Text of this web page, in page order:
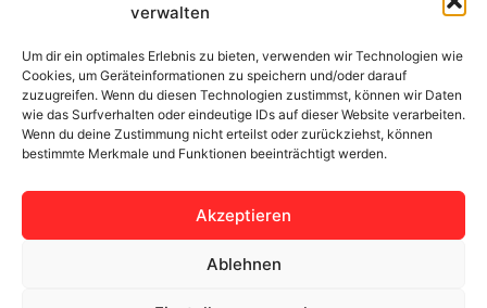
verwalten
Um dir ein optimales Erlebnis zu bieten, verwenden wir Technologien wie
Cookies, um Geräteinformationen zu speichern und/oder darauf
zuzugreifen. Wenn du diesen Technologien zustimmst, können wir Daten
wie das Surfverhalten oder eindeutige IDs auf dieser Website verarbeiten.
Wenn du deine Zustimmung nicht erteilst oder zurückziehst, können
bestimmte Merkmale und Funktionen beeinträchtigt werden.
Akzeptieren
Ablehnen
ABONNIEREN